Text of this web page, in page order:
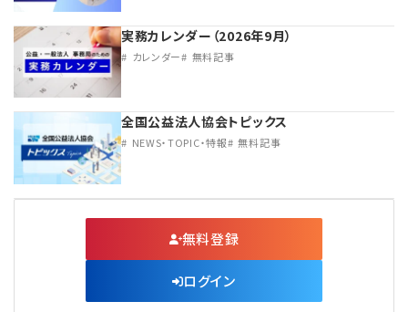
実務カレンダー（2026年9月）
カレンダー 無料記事
全国公益法人協会トピックス
NEWS・TOPIC・特報 無料記事
無料登録
ログイン